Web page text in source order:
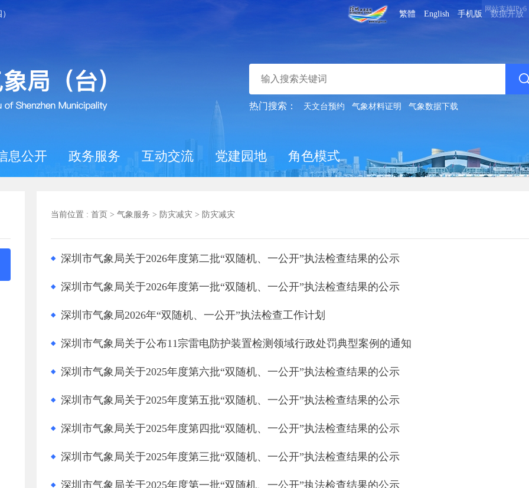
网站支持IPv6
繁體 English 手机版 数据开放
热门搜索： 天文台预约 气象材料证明 气象数据下载
息公开 政务服务 互动交流 党建园地 角色模式
当前位置 : 首页 > 气象服务 > 防灾减灾 > 防灾减灾
深圳市气象局关于2026年度第二批“双随机、一公开”执法检查结果的公示
深圳市气象局关于2026年度第一批“双随机、一公开”执法检查结果的公示
深圳市气象局2026年“双随机、一公开”执法检查工作计划
深圳市气象局关于公布11宗雷电防护装置检测领域行政处罚典型案例的通知
深圳市气象局关于2025年度第六批“双随机、一公开”执法检查结果的公示
深圳市气象局关于2025年度第五批“双随机、一公开”执法检查结果的公示
深圳市气象局关于2025年度第四批“双随机、一公开”执法检查结果的公示
深圳市气象局关于2025年度第三批“双随机、一公开”执法检查结果的公示
深圳市气象局关于2025年度第一批“双随机、一公开”执法检查结果的公示